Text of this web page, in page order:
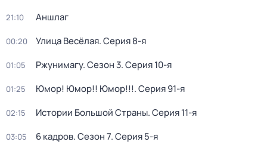
21:10 Аншлаг
00:20 Улица Весёлая. Серия 8-я
01:05 Ржунимагу. Сезон 3. Серия 10-я
01:25 Юмор! Юмор!! Юмор!!!. Серия 91-я
02:15 Истории Большой Страны. Серия 11-я
03:05 6 кадров. Сезон 7. Серия 5-я